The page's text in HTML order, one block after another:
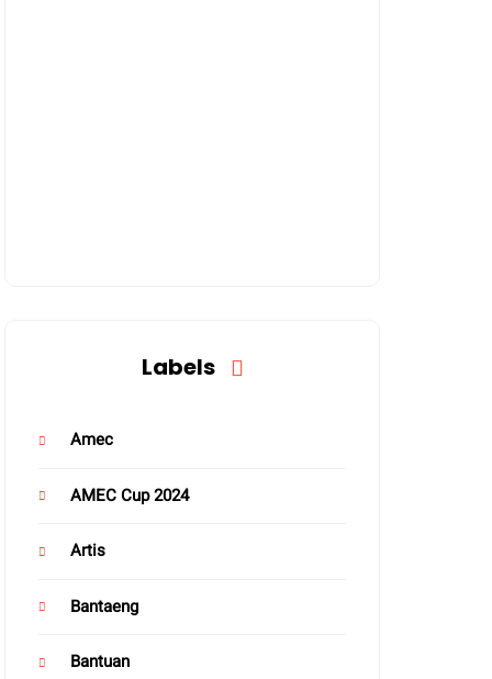
Labels
Amec
AMEC Cup 2024
Artis
Bantaeng
Bantuan